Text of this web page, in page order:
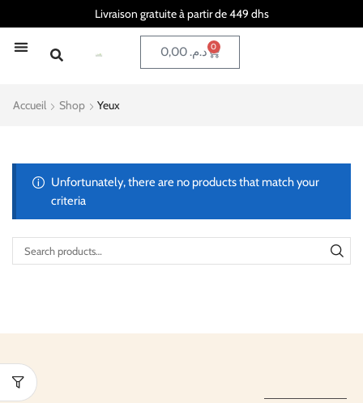
Livraison gratuite à partir de 449 dhs
د.م.0,00 0
Accueil Shop Yeux
Unfortunately, there are no products that match your
criteria